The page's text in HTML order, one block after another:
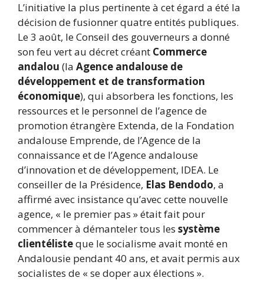
L’initiative la plus pertinente à cet égard a été la
décision de fusionner quatre entités publiques.
Le 3 août, le Conseil des gouverneurs a donné
son feu vert au décret créant Commerce
andalou (la Agence andalouse de
développement et de transformation
économique), qui absorbera les fonctions, les
ressources et le personnel de l’agence de
promotion étrangère Extenda, de la Fondation
andalouse Emprende, de l’Agence de la
connaissance et de l’Agence andalouse
d’innovation et de développement, IDEA. Le
conseiller de la Présidence, Elas Bendodo, a
affirmé avec insistance qu’avec cette nouvelle
agence, « le premier pas » était fait pour
commencer à démanteler tous les système
clientélisteque le socialisme avait monté en
Andalousie pendant 40 ans, et avait permis aux
socialistes de « se doper aux élections ».